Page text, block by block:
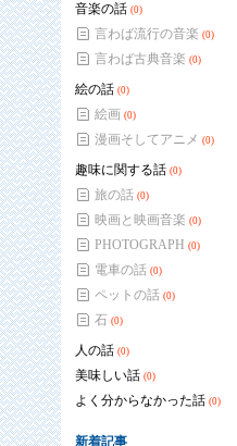
音楽の話 (0)
言わば流行の音楽 (0)
言わば古典音楽 (0)
絵の話 (0)
絵画 (0)
漫画そしてアニメ (0)
趣味に関する話 (0)
旅の話 (0)
映画と映画音楽 (0)
PHOTOGRAPH (0)
電車の話 (0)
ペットの話 (0)
石 (0)
人の話 (0)
美味しい話 (0)
よく分からなかった話 (0)
新着記事